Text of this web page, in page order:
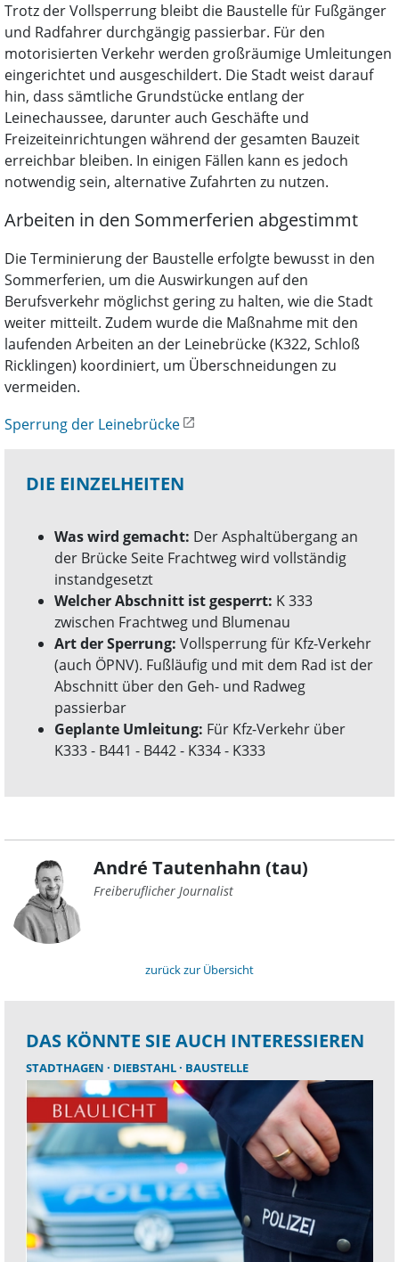
Trotz der Vollsperrung bleibt die Baustelle für Fußgänger
und Radfahrer durchgängig passierbar. Für den
motorisierten Verkehr werden großräumige Umleitungen
eingerichtet und ausgeschildert. Die Stadt weist darauf
hin, dass sämtliche Grundstücke entlang der
Leinechaussee, darunter auch Geschäfte und
Freizeiteinrichtungen während der gesamten Bauzeit
erreichbar bleiben. In einigen Fällen kann es jedoch
notwendig sein, alternative Zufahrten zu nutzen.
Arbeiten in den Sommerferien abgestimmt
Die Terminierung der Baustelle erfolgte bewusst in den
Sommerferien, um die Auswirkungen auf den
Berufsverkehr möglichst gering zu halten, wie die Stadt
weiter mitteilt. Zudem wurde die Maßnahme mit den
laufenden Arbeiten an der Leinebrücke (K322, Schloß
Ricklingen) koordiniert, um Überschneidungen zu
vermeiden.
Sperrung der Leinebrücke
DIE EINZELHEITEN
Was wird gemacht: Der Asphaltübergang an
der Brücke Seite Frachtweg wird vollständig
instandgesetzt
Welcher Abschnitt ist gesperrt: K 333
zwischen Frachtweg und Blumenau
Art der Sperrung: Vollsperrung für Kfz-Verkehr
(auch ÖPNV). Fußläufig und mit dem Rad ist der
Abschnitt über den Geh- und Radweg
passierbar
Geplante Umleitung: Für Kfz-Verkehr über
K333 - B441 - B442 - K334 - K333
André Tautenhahn (tau)
Freiberuflicher Journalist
zurück zur Übersicht
DAS KÖNNTE SIE AUCH INTERESSIEREN
STADTHAGEN DIEBSTAHL BAUSTELLE